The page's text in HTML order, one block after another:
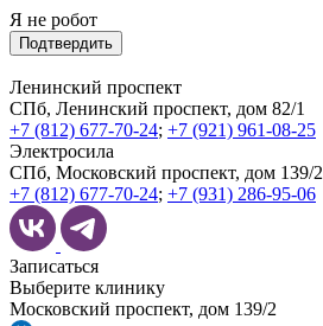
Я не робот
Подтвердить
Ленинский проспект
СПб, Ленинский проспект, дом 82/1
+7 (812) 677-70-24; +7 (921) 961-08-25
Электросила
СПб, Московский проспект, дом 139/2
+7 (812) 677-70-24; +7 (931) 286-95-06
Записаться
Выберите клинику
Московский проспект, дом 139/2